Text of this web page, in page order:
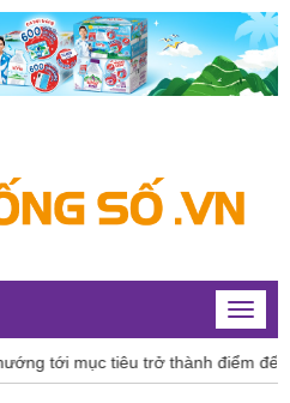
Toggle
tới mục tiêu trở thành điểm đến